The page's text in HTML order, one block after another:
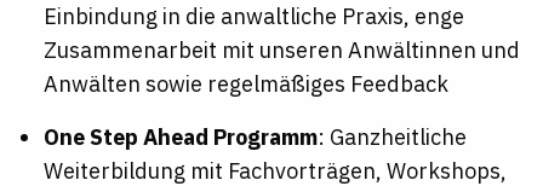
Einbindung in die anwaltliche Praxis, enge
Zusammenarbeit mit unseren Anwältinnen und
Anwälten sowie regelmäßiges Feedback
One Step Ahead Programm: Ganzheitliche
Weiterbildung mit Fachvorträgen, Workshops,